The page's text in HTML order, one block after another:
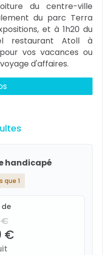
du centre-ville
du parc Terra
et à 1h20 du
restaurant Atoll à
vos vacances ou
d'affaires.
handicapé
que 1
€
€